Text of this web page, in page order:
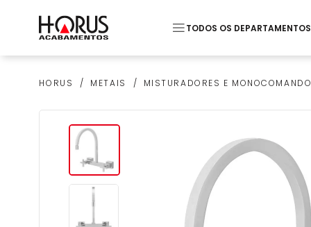
TODOS OS DEPARTAMENTOS
HORUS METAIS MISTURADORES E MONOCOMANDO